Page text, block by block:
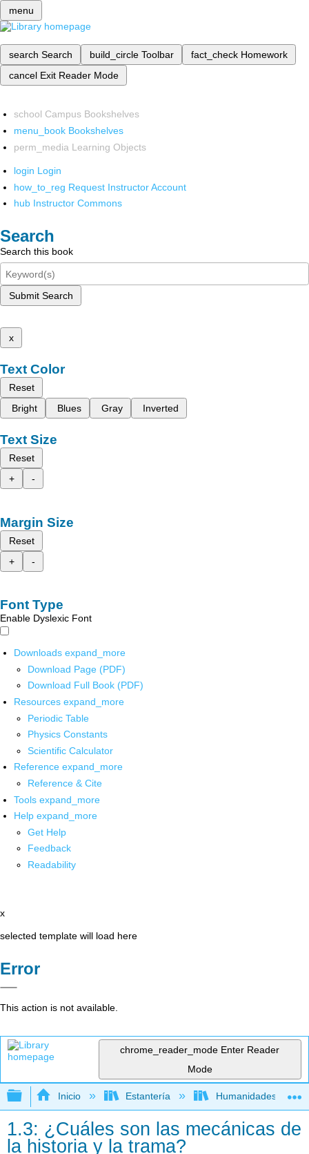
menu
search Search build_circle Toolbar fact_check Homework
cancel Exit Reader Mode
school Campus Bookshelves
menu_book Bookshelves
perm_media Learning Objects
login Login
how_to_reg Request Instructor Account
hub Instructor Commons
Search
Search this book
Submit Search
x
Text Color
Reset
Bright
Blues Gray Inverted
Text Size
Reset
+
-
Margin Size
Reset
+
-
Font Type
Enable Dyslexic Font
Downloads expand_more
Download Page (PDF)
Download Full Book (PDF)
Resources expand_more
Periodic Table
Physics Constants
Scientific Calculator
Reference expand_more
Reference & Cite
Tools expand_more
Help expand_more
Get Help
Feedback
Readability
x
selected template will load here
Error
This action is not available.
chrome_reader_mode Enter Reader
Mode
Expandir/contraer jerarquía global
Inicio Estantería Humanidades
1.3: ¿Cuáles son las mecánicas de
la historia y la trama?